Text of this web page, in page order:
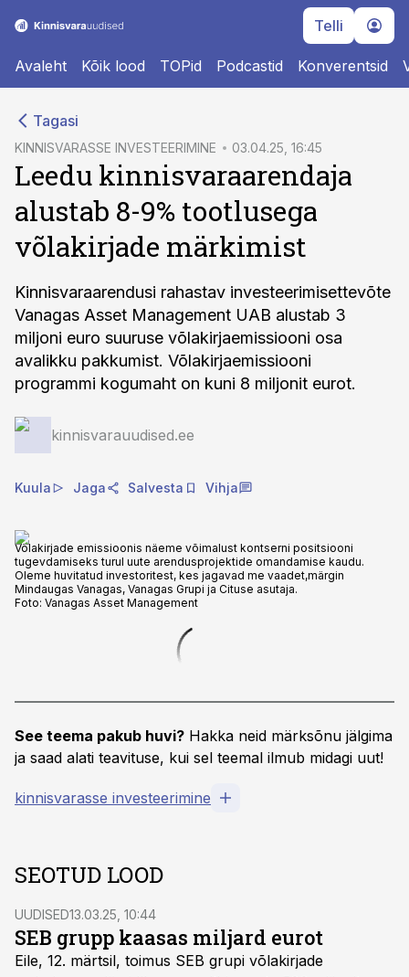
Telli
Avaleht Kõik lood TOPid Podcastid Konverentsid
Tagasi
KINNISVARASSE INVESTEERIMINE 03.04.25, 16:45
Leedu kinnisvaraarendaja
alustab 8-9% tootlusega
võlakirjade märkimist
Kinnisvaraarendusi rahastav investeerimisettevõte
Vanagas Asset Management UAB alustab 3
miljoni euro suuruse võlakirjaemissiooni osa
avalikku pakkumist. Võlakirjaemissiooni
programmi kogumaht on kuni 8 miljonit eurot.
kinnisvarauudised.ee
Kuula Jaga Salvesta Vihja
Võlakirjade emissioonis näeme võimalust kontserni positsiooni
tugevdamiseks turul uute arendusprojektide omandamise kaudu.
Oleme huvitatud investoritest, kes jagavad me vaadet,märgin
Mindaugas Vanagas, Vanagas Grupi ja Cituse asutaja.
Foto: Vanagas Asset Management
See teema pakub huvi? Hakka neid märksõnu jälgima
ja saad alati teavituse, kui sel teemal ilmub midagi uut!
kinnisvarasse investeerimine
SEOTUD LOOD
UUDISED13.03.25, 10:44
SEB grupp kaasas miljard eurot
Eile, 12. märtsil, toimus SEB grupi võlakirjade